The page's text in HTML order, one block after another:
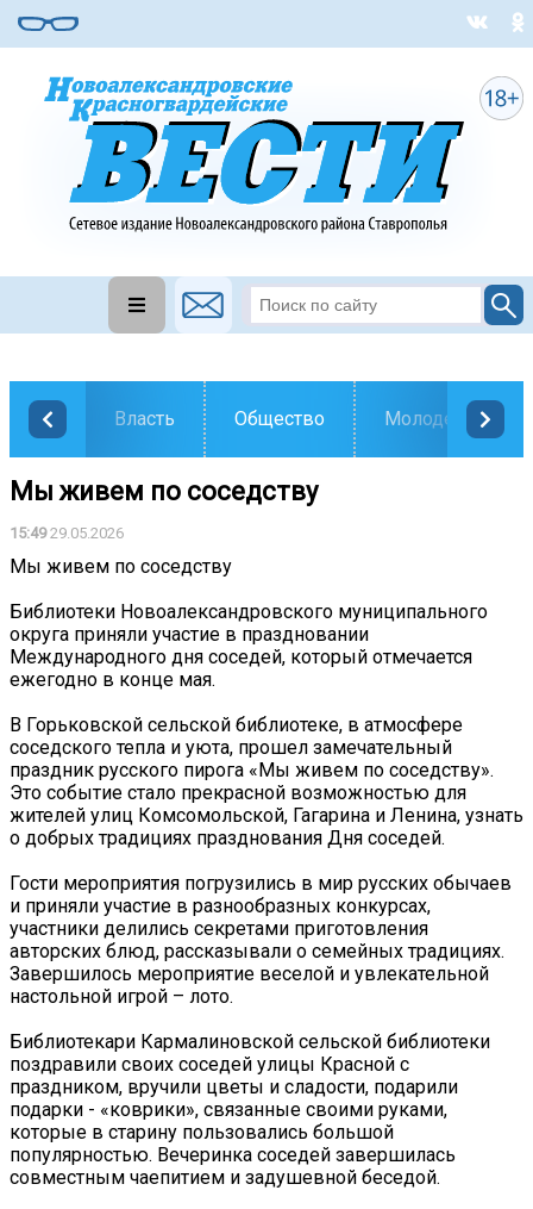
Власть Общество Молодежь
Мы живем по соседству
15:4929.05.2026
Мы живем по соседству
Библиотеки Новоалександровского муниципального
округа приняли участие в праздновании
Международного дня соседей, который отмечается
ежегодно в конце мая.
В Горьковской сельской библиотеке, в атмосфере
соседского тепла и уюта, прошел замечательный
праздник русского пирога «Мы живем по соседству».
Это событие стало прекрасной возможностью для
жителей улиц Комсомольской, Гагарина и Ленина, узнать
о добрых традициях празднования Дня соседей.
Гости мероприятия погрузились в мир русских обычаев
и приняли участие в разнообразных конкурсах,
участники делились секретами приготовления
авторских блюд, рассказывали о семейных традициях.
Завершилось мероприятие веселой и увлекательной
настольной игрой – лото.
Библиотекари Кармалиновской сельской библиотеки
поздравили своих соседей улицы Красной с
праздником, вручили цветы и сладости, подарили
подарки - «коврики», связанные своими руками,
которые в старину пользовались большой
популярностью. Вечеринка соседей завершилась
совместным чаепитием и задушевной беседой.